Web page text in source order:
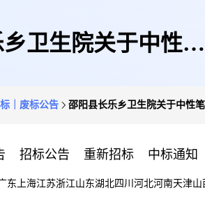
卫生院关于中性笔
｜废标公告 邵阳县长乐乡卫生院关于中性
招标公告 重新招标 中标通知
东 上海江苏浙江山东湖北四川 河北河南天津山